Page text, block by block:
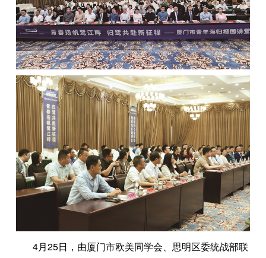
4月25日，由厦门市欧美同学会、思明区委统战部联